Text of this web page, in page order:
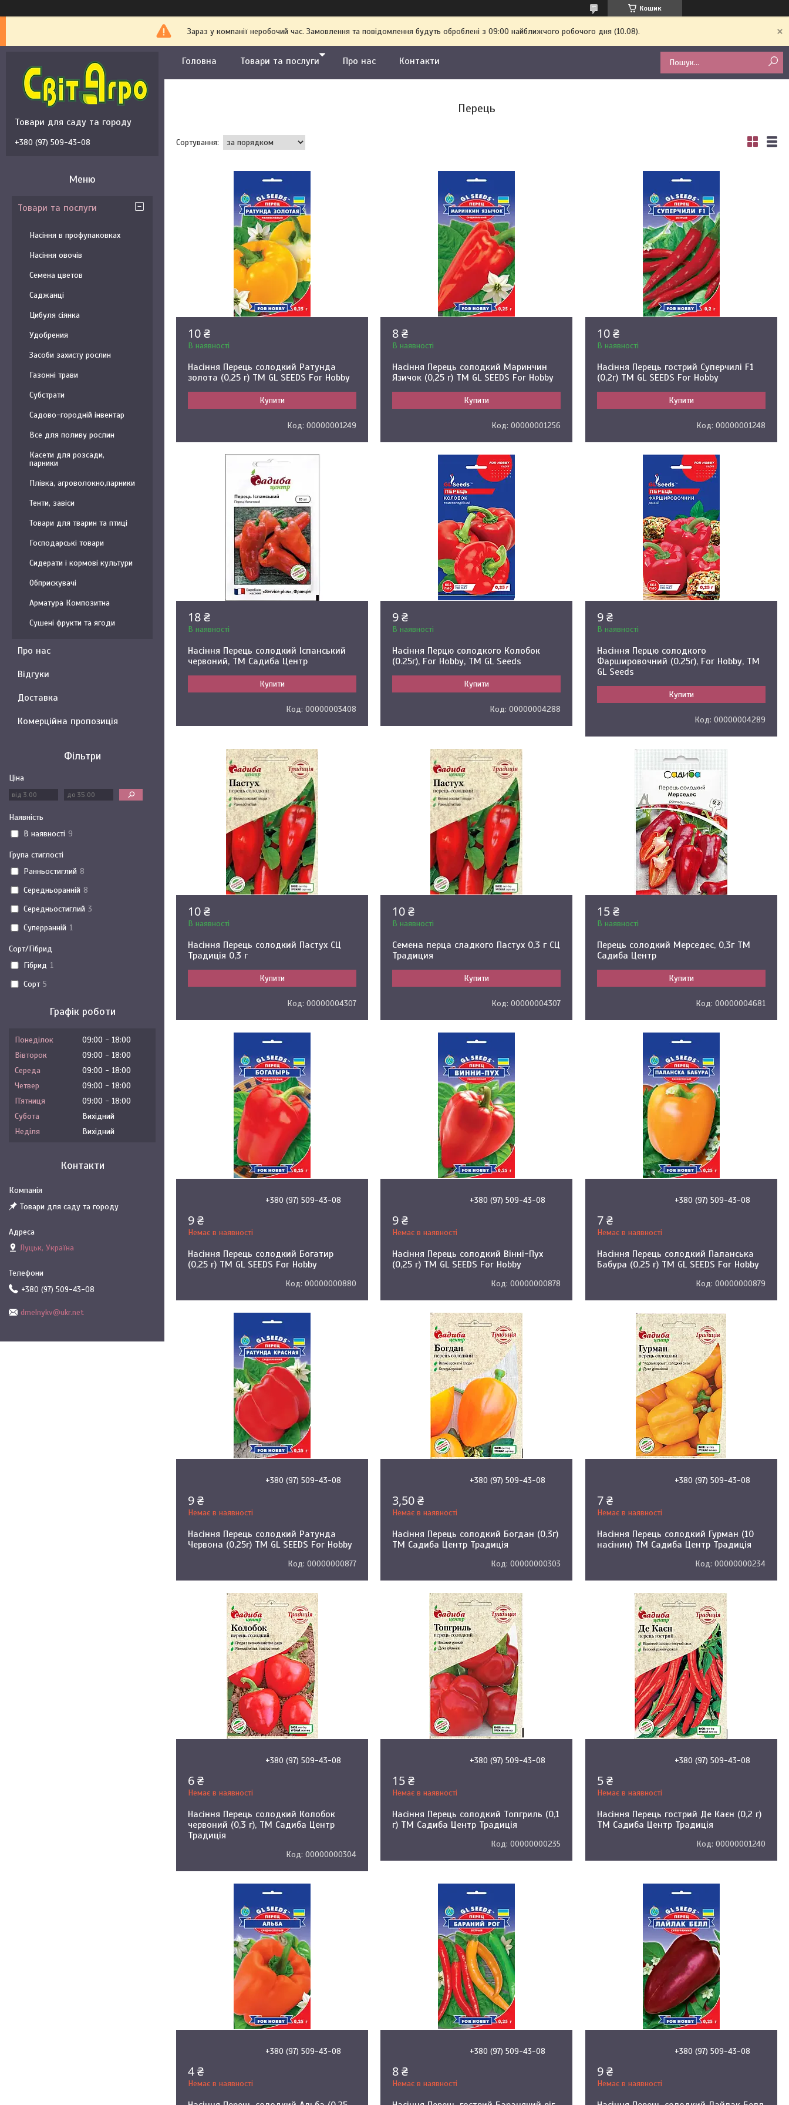
Кошик
Зараз у компанії неробочий час. Замовлення та повідомлення будуть оброблені з 09:00 найближчого робочого дня (10.08).
Головна Товари та послуги Про нас Контакти
Перець
10 ₴
В наявності
Насіння Перець солодкий Ратунда
золота (0,25 г) ТМ GL SEEDS For Hobby
Купити
00000001249
8 ₴
В наявності
Насіння Перець солодкий Маринчин
Язичок (0,25 г) ТМ GL SEEDS For Hobby
Купити
00000001256
10 ₴
В наявності
Насіння Перець гострий Суперчилі F1
(0,2г) ТМ GL SEEDS For Hobby
Купити
00000001248
18 ₴
В наявності
Насіння Перець солодкий Іспанський
червоний, ТМ Садиба Центр
Купити
00000003408
9 ₴
В наявності
Насіння Перцю солодкого Колобок
(0.25г), For Hobby, TM GL Seeds
Купити
00000004288
9 ₴
В наявності
Насіння Перцю солодкого
Фаршировочний (0.25г), For Hobby, TM
GL Seeds
Купити
00000004289
10 ₴
В наявності
Насіння Перець солодкий Пастух СЦ
Традиція 0,3 г
Купити
00000004307
10 ₴
В наявності
Семена перца сладкого Пастух 0,3 г СЦ
Традиция
Купити
00000004307
15 ₴
В наявності
Перець солодкий Мерседес, 0,3г ТМ
Садиба Центр
Купити
00000004681
+380 (97) 509-43-08
9 ₴
Немає в наявності
Насіння Перець солодкий Богатир
(0,25 г) ТМ GL SEEDS For Hobby
00000000880
+380 (97) 509-43-08
9 ₴
Немає в наявності
Насіння Перець солодкий Вінні-Пух
(0,25 г) ТМ GL SEEDS For Hobby
00000000878
+380 (97) 509-43-08
7 ₴
Немає в наявності
Насіння Перець солодкий Паланська
Бабура (0,25 г) ТМ GL SEEDS For Hobby
00000000879
+380 (97) 509-43-08
9 ₴
Немає в наявності
Насіння Перець солодкий Ратунда
Червона (0,25г) ТМ GL SEEDS For Hobby
00000000877
+380 (97) 509-43-08
3,50 ₴
Немає в наявності
Насіння Перець солодкий Богдан (0,3г)
ТМ Садиба Центр Традиція
00000000303
+380 (97) 509-43-08
7 ₴
Немає в наявності
Насіння Перець солодкий Гурман (10
насінин) ТМ Садиба Центр Традиція
00000000234
+380 (97) 509-43-08
6 ₴
Немає в наявності
Насіння Перець солодкий Колобок
червоний (0,3 г), ТМ Садиба Центр
Традиція
00000000304
+380 (97) 509-43-08
15 ₴
Немає в наявності
Насіння Перець солодкий Топгриль (0,1
г) ТМ Садиба Центр Традиція
00000000235
+380 (97) 509-43-08
5 ₴
Немає в наявності
Насіння Перець гострий Де Каєн (0,2 г)
ТМ Садиба Центр Традиція
00000001240
+380 (97) 509-43-08
4 ₴
Немає в наявності
+380 (97) 509-43-08
8 ₴
Немає в наявності
+380 (97) 509-43-08
9 ₴
Немає в наявності
Товари для саду та городу
+380 (97) 509-43-08
Товари та послуги
Насіння в профупаковках
Насіння овочів
Семена цветов
Саджанці
Цибуля сіянка
Удобрения
Засоби захисту рослин
Газонні трави
Субстрати
Садово-городній інвентар
Все для поливу рослин
Касети для розсади,
парники
Плівка, агроволокно,парники
Тенти, завіси
Товари для тварин та птиці
Господарські товари
Сидерати і кормові культури
Обприскувачі
Арматура Композитна
Сушені фрукти та ягоди
Про нас
Відгуки
Доставка
Комерційна пропозиція
Фільтри
Ціна
Наявність
В наявності 9
Група стиглості
Ранньостиглий 8
Середньоранній 8
Середньостиглий 3
Суперранній 1
Сорт/Гібрид
Гібрид 1
Сорт 5
Графік роботи
Понеділок 09:00
18:00
Вівторок
09:00
18:00
Середа
09:00
18:00
Четвер
09:00
18:00
Пʼятниця
09:00
18:00
Субота
Вихідний
Неділя
Вихідний
Контакти
Товари для саду та городу
Луцьк, Україна
+380 (97) 509-43-08
dmelnykv@ukr.net